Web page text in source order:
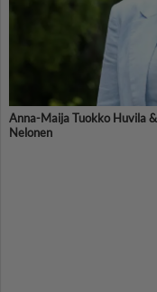
Anna-Maija Tuokko Huvila
Nelonen